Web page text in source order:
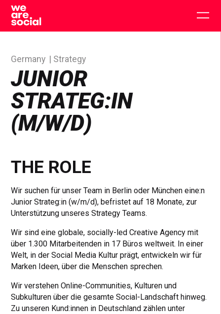
Skip
content
JUNIOR
STRATEG:IN
(M/W/D)
Germany Strategy
THE ROLE
Wir suchen für unser Team in Berlin oder München eine:n
Junior Strateg:in (w/m/d), befristet auf 18 Monate, zur
Unterstützung unseres Strategy Teams.
Wir sind eine globale, socially-led Creative Agency mit
über 1.300 Mitarbeitenden in 17 Büros weltweit. In einer
Welt, in der Social Media Kultur prägt, entwickeln wir für
Marken Ideen, über die Menschen sprechen.
Wir verstehen Online-Communities, Kulturen und
Subkulturen über die gesamte Social-Landschaft hinweg.
Zu unseren Kund:innen in Deutschland zählen unter